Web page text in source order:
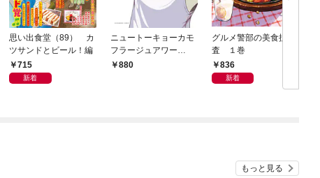
思い出食堂（89） カ
ツサンドとビール！編
715
新着
ニュートーキョーカモ
フラージュアワー
（1）
880
グルメ警部の美食捜
査 １巻
836
新着
もっと見る